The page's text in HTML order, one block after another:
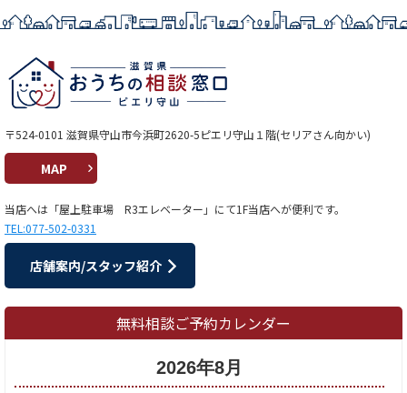
〒524-0101 滋賀県守山市今浜町2620-5ピエリ守山１階(セリアさん向かい)
MAP
当店へは「屋上駐車場 R3エレベーター」にて1F当店へが便利です。
TEL:077-502-0331
店舗案内/スタッフ紹介
無料相談ご予約カレンダー
2026年8月